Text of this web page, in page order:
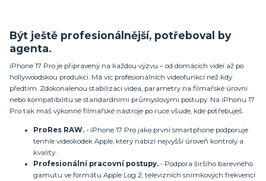
Být ještě profesionálnější, potřeboval by
agenta.
iPhone 17 Pro je připravený na každou výzvu – od domácích videí až po
hollywoodskou produkci. Má víc profesionálních videofunkcí než kdy
předtím. Zdokonalenou stabilizaci videa, parametry na filmařské úrovni
nebo kompatibilitu se standardními průmyslovými postupy. Na iPhonu 17
Pro tak máš výkonné filmařské nástroje po ruce všude, kde potřebuješ.
ProRes RAW. - iPhone 17 Pro jako první smartphone podporuje
tenhle videokodek Apple, který nabízí nejvyšší úroveň kontroly a
kvality.
Profesionální pracovní postupy. - Podpora širšího barevného
gamutu ve formátu Apple Log 2, televizních snímkových frekvencí